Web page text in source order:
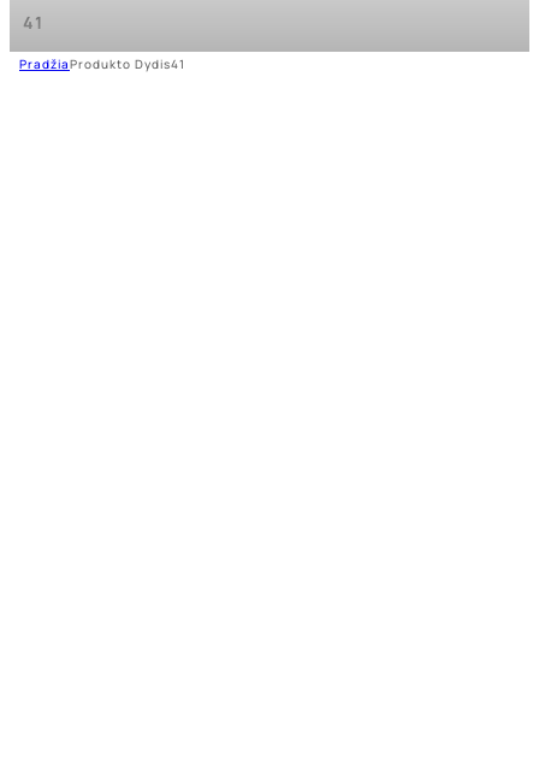
41
PradžiaProdukto Dydis41